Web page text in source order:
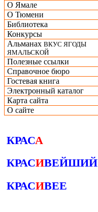
О Ямале
О Тюмени
Библиотека
Конкурсы
Альманах ВКУС ЯГОДЫ
ЯМАЛЬСКОЙ
Полезные ссылки
Справочное бюро
Гостевая книга
Электронный каталог
Карта сайта
О сайте
КРАСА
КРАСИВЕЙШИЙ
КРАСИВЕЕ